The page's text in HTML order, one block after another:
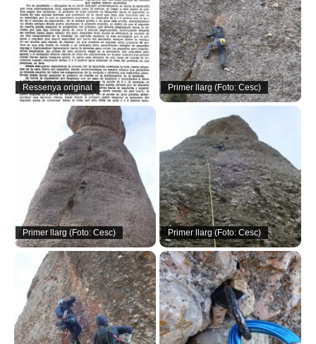
Ressenya original Primer llarg (Foto: Cesc)
Primer llarg (Foto: Cesc) Primer llarg (Foto: Cesc)